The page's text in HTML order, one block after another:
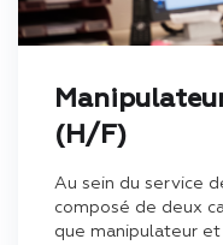
(H/F)
Au sein du service
composé de deux
que manipulateur